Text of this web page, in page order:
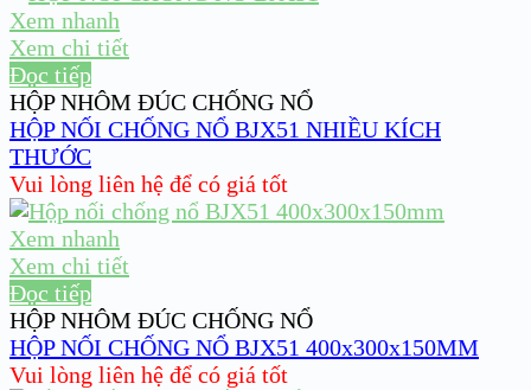
Xem nhanh
Xem chi tiết
Đọc tiếp
HỘP NHÔM ĐÚC CHỐNG NỔ
HỘP NỐI CHỐNG NỔ BJX51 NHIỀU KÍCH
THƯỚC
Vui lòng liên hệ để có giá tốt
Xem nhanh
Xem chi tiết
Đọc tiếp
HỘP NHÔM ĐÚC CHỐNG NỔ
HỘP NỐI CHỐNG NỔ BJX51 400x300x150MM
Vui lòng liên hệ để có giá tốt